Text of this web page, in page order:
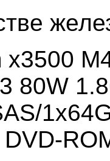
x3500
80W
DVD-